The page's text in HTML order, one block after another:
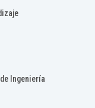
Ingeniería